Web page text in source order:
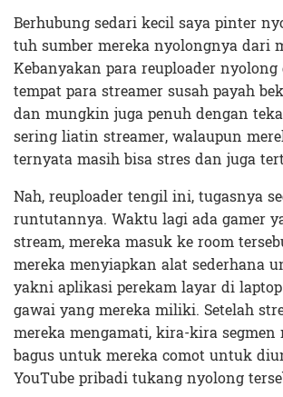
Berhubung sedari kecil saya pinter
tuh sumber mereka nyolongnya dari
Kebanyakan para reuploader
tempat para streamer susah payah
dan mungkin juga penuh dengan
sering liatin streamer, walaupun
ternyata masih bisa stres dan juga
Nah, reuploader tengil ini, tugasnya
runtutannya. Waktu lagi ada gamer
stream, mereka masuk ke room
mereka menyiapkan alat sederhana
yakni aplikasi perekam layar di
gawai yang mereka miliki. Setelah
mereka mengamati, kira-kira segmen
bagus untuk mereka comot untuk
YouTube pribadi tukang nyolong